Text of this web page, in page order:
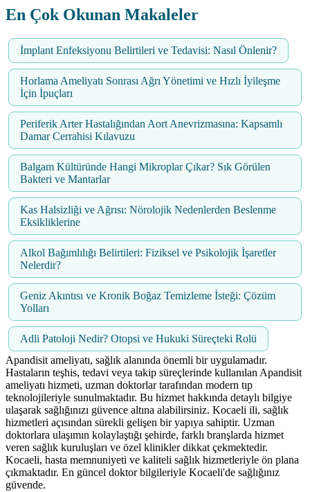
En Çok Okunan Makaleler
İmplant Enfeksiyonu Belirtileri ve Tedavisi: Nasıl Önlenir?
Horlama Ameliyatı Sonrası Ağrı Yönetimi ve Hızlı İyileşme
İçin İpuçları
Periferik Arter Hastalığından Aort Anevrizmasına: Kapsamlı
Damar Cerrahisi Kılavuzu
Balgam Kültüründe Hangi Mikroplar Çıkar? Sık Görülen
Bakteri ve Mantarlar
Kas Halsizliği ve Ağrısı: Nörolojik Nedenlerden Beslenme
Eksikliklerine
Alkol Bağımlılığı Belirtileri: Fiziksel ve Psikolojik İşaretler
Nelerdir?
Geniz Akıntısı ve Kronik Boğaz Temizleme İsteği: Çözüm
Yolları
Adli Patoloji Nedir? Otopsi ve Hukuki Süreçteki Rolü
Apandisit ameliyatı, sağlık alanında önemli bir uygulamadır.
Hastaların teşhis, tedavi veya takip süreçlerinde kullanılan Apandisit
ameliyatı hizmeti, uzman doktorlar tarafından modern tıp
teknolojileriyle sunulmaktadır. Bu hizmet hakkında detaylı bilgiye
ulaşarak sağlığınızı güvence altına alabilirsiniz. Kocaeli ili, sağlık
hizmetleri açısından sürekli gelişen bir yapıya sahiptir. Uzman
doktorlara ulaşımın kolaylaştığı şehirde, farklı branşlarda hizmet
veren sağlık kuruluşları ve özel klinikler dikkat çekmektedir.
Kocaeli, hasta memnuniyeti ve kaliteli sağlık hizmetleriyle ön plana
çıkmaktadır. En güncel doktor bilgileriyle Kocaeli'de sağlığınız
güvende.